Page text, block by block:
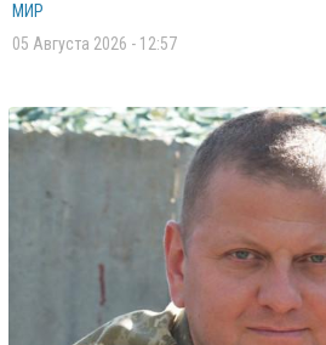
МИР
05 Августа 2026 - 12:57